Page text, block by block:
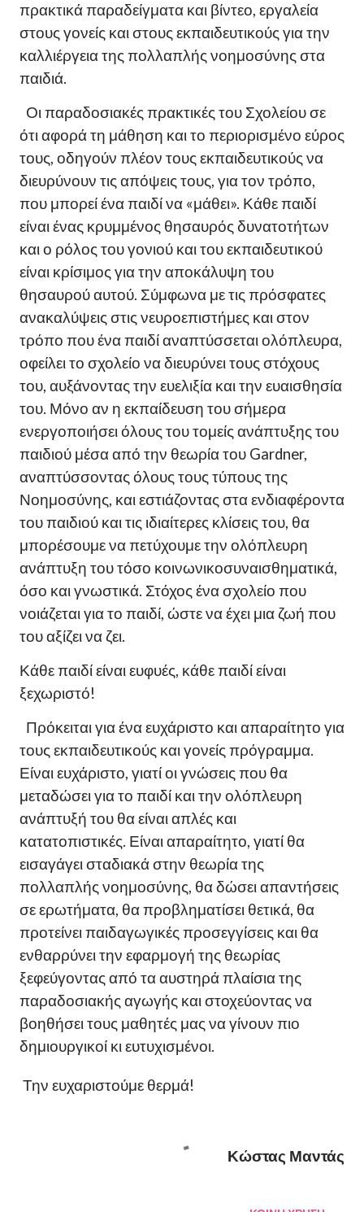
πρακτικά παραδείγματα και βίντεο, εργαλεία
στους γονείς και στους εκπαιδευτικούς για την
καλλιέργεια της πολλαπλής νοημοσύνης στα
παιδιά.
Οι παραδοσιακές πρακτικές του Σχολείου σε
ότι αφορά τη μάθηση και το περιορισμένο εύρος
τους, οδηγούν πλέον τους εκπαιδευτικούς να
διευρύνουν τις απόψεις τους, για τον τρόπο,
που μπορεί ένα παιδί να «μάθει». Κάθε παιδί
είναι ένας κρυμμένος θησαυρός δυνατοτήτων
και ο ρόλος του γονιού και του εκπαιδευτικού
είναι κρίσιμος για την αποκάλυψη του
θησαυρού αυτού. Σύμφωνα με τις πρόσφατες
ανακαλύψεις στις νευροεπιστήμες και στον
τρόπο που ένα παιδί αναπτύσσεται ολόπλευρα,
οφείλει το σχολείο να διευρύνει τους στόχους
του, αυξάνοντας την ευελιξία και την ευαισθησία
του. Μόνο αν η εκπαίδευση του σήμερα
ενεργοποιήσει όλους του τομείς ανάπτυξης του
παιδιού μέσα από την θεωρία του Gardner,
αναπτύσσοντας όλους τους τύπους της
Νοημοσύνης, και εστιάζοντας στα ενδιαφέροντα
του παιδιού και τις ιδιαίτερες κλίσεις του, θα
μπορέσουμε να πετύχουμε την ολόπλευρη
ανάπτυξη του τόσο κοινωνικοσυναισθηματικά,
όσο και γνωστικά. Στόχος ένα σχολείο που
νοιάζεται για το παιδί, ώστε να έχει μια ζωή που
του αξίζει να ζει.
Κάθε παιδί είναι ευφυές, κάθε παιδί είναι
ξεχωριστό!
Πρόκειται για ένα ευχάριστο και απαραίτητο για
τους εκπαιδευτικούς και γονείς πρόγραμμα.
Είναι ευχάριστο, γιατί οι γνώσεις που θα
μεταδώσει για το παιδί και την ολόπλευρη
ανάπτυξή του θα είναι απλές και
κατατοπιστικές. Είναι απαραίτητο, γιατί θα
εισαγάγει σταδιακά στην θεωρία της
πολλαπλής νοημοσύνης, θα δώσει απαντήσεις
σε ερωτήματα, θα προβληματίσει θετικά, θα
προτείνει παιδαγωγικές προσεγγίσεις και θα
ενθαρρύνει την εφαρμογή της θεωρίας
ξεφεύγοντας από τα αυστηρά πλαίσια της
παραδοσιακής αγωγής και στοχεύοντας να
βοηθήσει τους μαθητές μας να γίνουν πιο
δημιουργικοί κι ευτυχισμένοι.
Την ευχαριστούμε θερμά!
Κώστας Μαντάς